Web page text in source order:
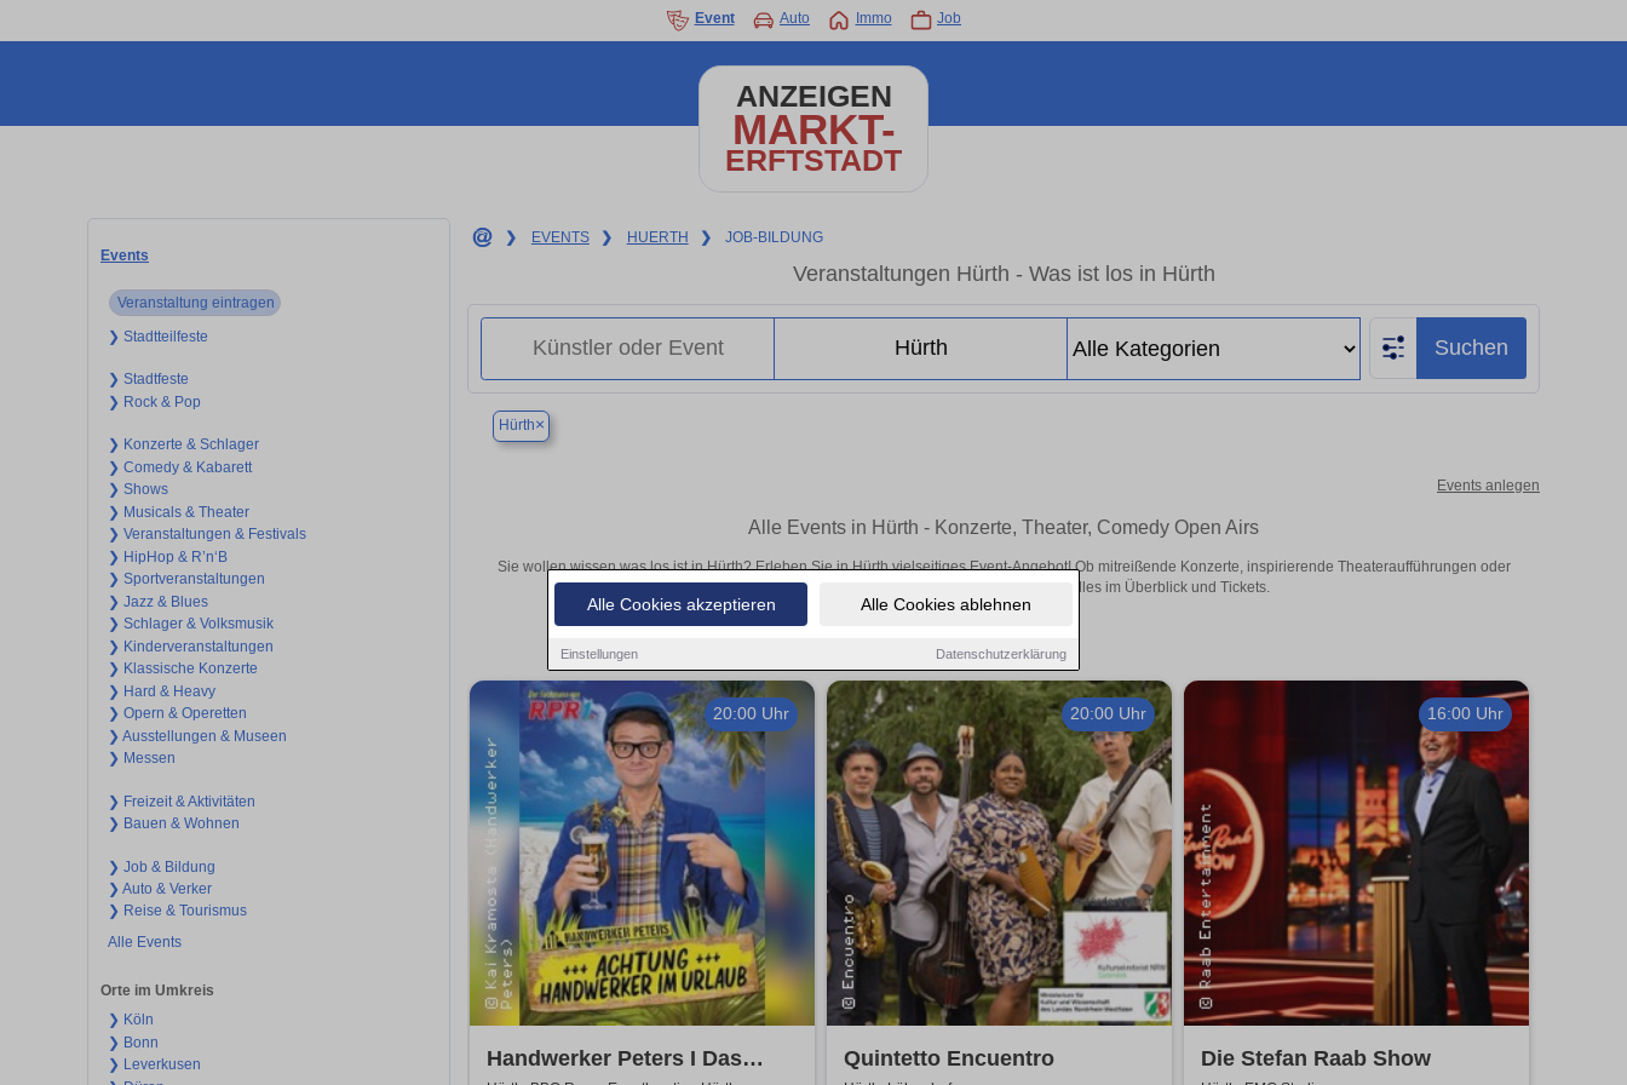
Alle Cookies akzeptieren Alle Cookies ablehnen
Einstellungen Datenschutzerklärung
Event Auto Immo Job
ANZEIGEN
MARKT-
ERFTSTADT
Events
Veranstaltung eintragen
❯ Stadtteilfeste
❯ Stadtfeste
❯ Rock & Pop
❯ Konzerte & Schlager
❯ Comedy & Kabarett
❯ Shows
❯ Musicals & Theater
❯ Veranstaltungen & Festivals
❯ HipHop & R’n‘B
❯ Sportveranstaltungen
❯ Jazz & Blues
❯ Schlager & Volksmusik
❯ Kinderveranstaltungen
❯ Klassische Konzerte
❯ Hard & Heavy
❯ Opern & Operetten
❯ Ausstellungen & Museen
❯ Messen
❯ Freizeit & Aktivitäten
❯ Bauen & Wohnen
❯ Job & Bildung
❯ Auto & Verker
❯ Reise & Tourismus
Alle Events
Orte im Umkreis
❯ Köln
❯ Bonn
❯ Leverkusen
❯ EVENTS ❯ HUERTH ❯ JOB-BILDUNG
Veranstaltungen Hürth - Was ist los in Hürth
Suchen
Hürth×
Events anlegen
Alle Events in Hürth - Konzerte, Theater, Comedy Open Airs
Sie wollen wissen was los ist in Hürth? Erleben Sie in Hürth vielseitiges Event-Angebot! Ob mitreißende Konzerte, inspirierende Theateraufführungen oder
aufregende Veranstaltungen in Hürth – hier finden alles im Überblick und Tickets.
20:00 Uhr
Handwerker Peters I Das
20:00 Uhr
Quintetto Encuentro
16:00 Uhr
Die Stefan Raab Show